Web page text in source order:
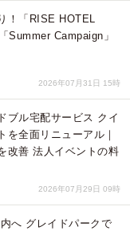
！「RISE HOTEL
Summer Campaign」
2026年07月31日 15時
ブル宅配サービス クイ
を全面リニューアル｜
改善 法人イベントの料
2026年07月29日 09時
へ グレイドパークで